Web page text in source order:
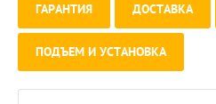
ГАРАНТИЯ ДОСТАВКА
ПОДЪЕМ И УСТАНОВКА